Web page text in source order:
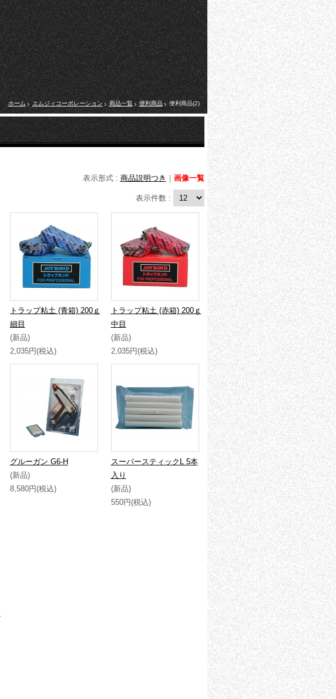
ホーム エムジィコーポレーション 商品一覧 便利商品 便利商品(2)
表示形式 : 商品説明つき ｜ 画像一覧
表示件数 :
トラップ粘土 (青箱) 200ｇ
細目
(新品)
2,035円(税込)
トラップ粘土 (赤箱) 200ｇ
中目
(新品)
2,035円(税込)
グルーガン G6-H
(新品)
8,580円(税込)
スーパースティックL 5本
入り
(新品)
550円(税込)